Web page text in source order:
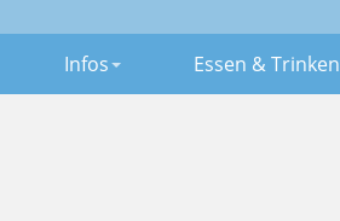
Infos Essen & Trinken